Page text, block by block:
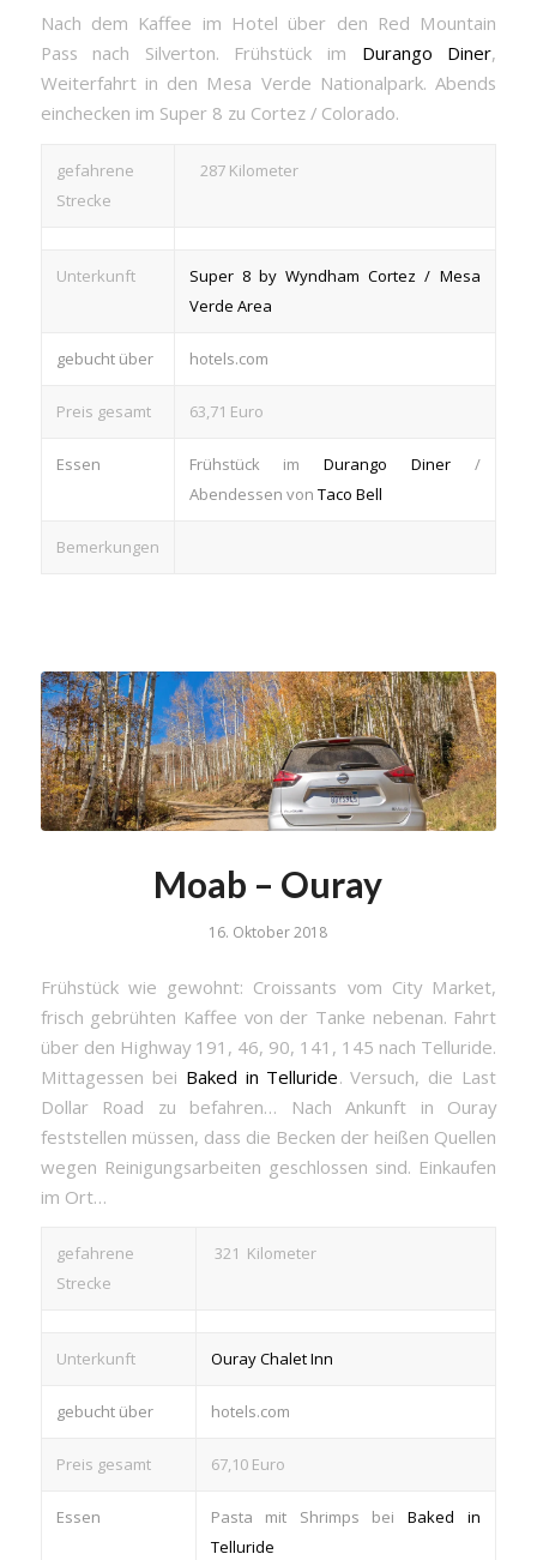
Nach dem Kaffee im Hotel über den Red Mountain
Pass nach Silverton. Frühstück im Durango Diner,
Weiterfahrt in den Mesa Verde Nationalpark. Abends
einchecken im Super 8 zu Cortez / Colorado.
gefahrene
Strecke
287 Kilometer
Unterkunft
Super 8 by Wyndham Cortez / Mesa
Verde Area
gebucht über hotels.com
Preis gesamt 63,71 Euro
Essen Frühstück imDurango Diner/
Abendessen von Taco Bell
Bemerkungen
Moab – Ouray
16. Oktober 2018
Frühstück wie gewohnt: Croissants vom City Market,
frisch gebrühten Kaffee von der Tanke nebenan. Fahrt
über den Highway 191, 46, 90, 141, 145 nach Telluride.
Mittagessen bei Baked in Telluride. Versuch, die Last
Dollar Road zu befahren… Nach Ankunft in Ouray
feststellen müssen, dass die Becken der heißen Quellen
wegen Reinigungsarbeiten geschlossen sind. Einkaufen
im Ort…
gefahrene
Strecke
321 Kilometer
Unterkunft Ouray Chalet Inn
gebucht über hotels.com
Preis gesamt 67,10 Euro
Essen Pasta mit Shrimps bei Baked in
Telluride